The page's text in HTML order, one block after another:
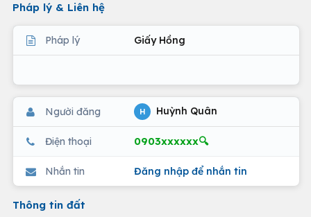
Pháp lý & Liên hệ
Pháp lý Giấy Hồng
Người đăng H Huỳnh Quân
Điện thoại 0903xxxxxx🔍
Nhắn tin Đăng nhập để nhắn tin
Thông tin đất